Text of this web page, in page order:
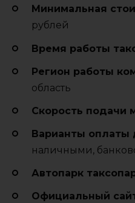
Минимальная
рублей
Время работы
Регион работы
область
Cкорость подачи
Варианты оплаты
наличными,
Автопарк
Официальный